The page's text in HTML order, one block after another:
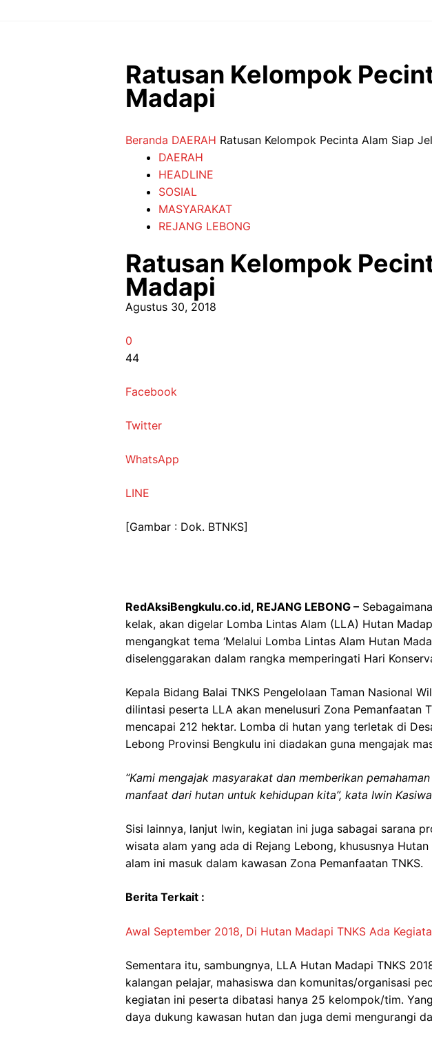
Ratusan Kelompok
Madapi
Beranda DAERAH Ratusan Kelompok Pecinta Alam Siap
DAERAH
HEADLINE
SOSIAL
MASYARAKAT
REJANG LEBONG
Ratusan Kelompok
Madapi
Agustus 30, 2018
0
44
Facebook
Twitter
WhatsApp
LINE
[Gambar : Dok. BTNKS]
RedAksiBengkulu.co.id, REJANG LEBONG –
kelak, akan digelar Lomba Lintas Alam (LLA) Hutan
mengangkat tema ‘Melalui Lomba Lintas Alam Hutan
diselenggarakan dalam rangka memperingati Hari
Kepala Bidang Balai TNKS Pengelolaan Taman Nasional
dilintasi peserta LLA akan menelusuri Zona Pemanfaatan
mencapai 212 hektar. Lomba di hutan yang terletak di
Lebong Provinsi Bengkulu ini diadakan guna mengajak
“Kami mengajak masyarakat dan memberikan
manfaat dari hutan untuk kehidupan kita”, kata Iwin
Sisi lainnya, lanjut Iwin, kegiatan ini juga sabagai sarana
wisata alam yang ada di Rejang Lebong, khususnya
alam ini masuk dalam kawasan Zona Pemanfaatan TNKS.
Berita Terkait :
Awal September 2018, Di Hutan Madapi TNKS Ada
Sementara itu, sambungnya, LLA Hutan Madapi TNKS
kalangan pelajar, mahasiswa dan komunitas/organisasi
kegiatan ini peserta dibatasi hanya 25 kelompok/tim.
daya dukung kawasan hutan dan juga demi mengurangi